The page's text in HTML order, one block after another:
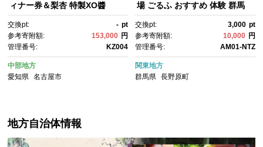
ィナー券＆梨杏 特製XO醬
交換pt: - pt
参考寄附額:
153,000 円
管理番号:
KZ004
中部地方
愛知県
名古屋市
場 ごるふ おすすめ 体験 群馬
交換pt: 3,000 pt
参考寄附額:
10,000 円
管理番号:
AM01-NTZ
関東地方
群馬県 長野原町
地方自治体情報